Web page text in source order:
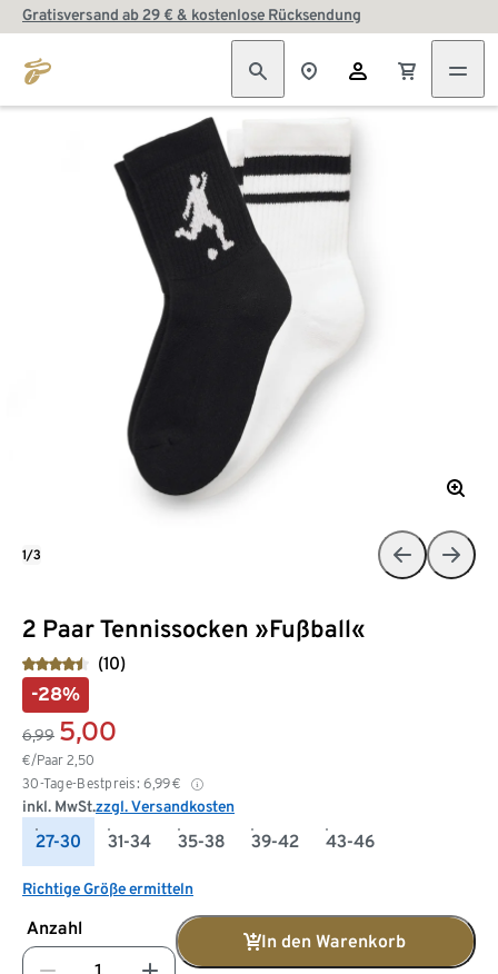
Gratisversand ab 29 € & kostenlose Rücksendung
2 Paar Tennissocken »Fußball«
(10)
-28%
6,99 5,00
€/Paar 2,50
30-Tage-Bestpreis: 6,99€
inkl. MwSt.zzgl. Versandkosten
27-30 31-34 35-38 39-42 43-46
Richtige Größe ermitteln
Anzahl
In den Warenkorb
1/3